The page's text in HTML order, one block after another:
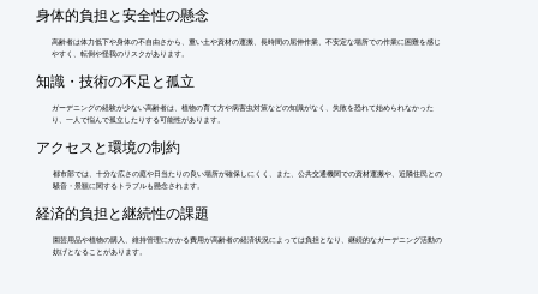
身体的負担と安全性の懸念
高齢者は体力低下や身体の不自由さから、重い土や資材の運搬、長時間の屈伸作業、不安定な場所での作業に困難を感じ
やすく、転倒や怪我のリスクがあります。
知識・技術の不足と孤立
ガーデニングの経験が少ない高齢者は、植物の育て方や病害虫対策などの知識がなく、失敗を恐れて始められなかった
り、一人で悩んで孤立したりする可能性があります。
アクセスと環境の制約
都市部では、十分な広さの庭や日当たりの良い場所が確保しにくく、また、公共交通機関での資材運搬や、近隣住民との
騒音・景観に関するトラブルも懸念されます。
経済的負担と継続性の課題
園芸用品や植物の購入、維持管理にかかる費用が高齢者の経済状況によっては負担となり、継続的なガーデニング活動の
妨げとなることがあります。